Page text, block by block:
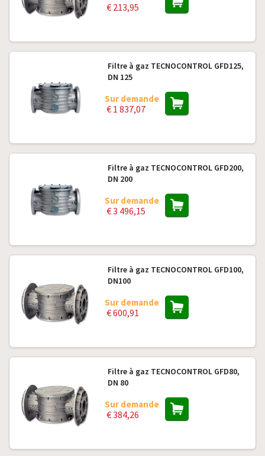
€ 213,95
Filtre à gaz TECNOCONTROL GFD125,
DN 125
Sur demande
€ 1 837,07
Filtre à gaz TECNOCONTROL GFD200,
DN 200
Sur demande
€ 3 496,15
Filtre à gaz TECNOCONTROL GFD100,
DN100
Sur demande
€ 600,91
Filtre à gaz TECNOCONTROL GFD80,
DN 80
Sur demande
€ 384,26